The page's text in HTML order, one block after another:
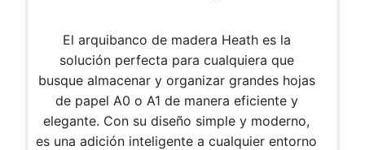
El arquibanco de madera Heath es la
solución perfecta para cualquiera que
busque almacenar y organizar grandes hojas
de papel A0 o A1 de manera eficiente y
elegante. Con su diseño simple y moderno,
es una adición inteligente a cualquier entorno